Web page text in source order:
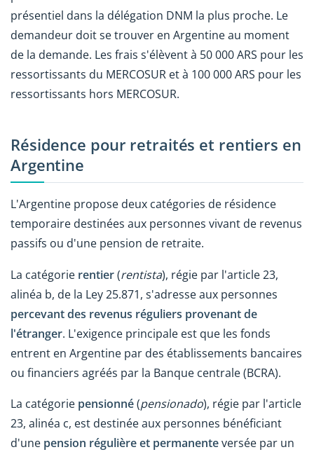
présentiel dans la délégation DNM la plus proche. Le
demandeur doit se trouver en Argentine au moment
de la demande. Les frais s'élèvent à 50 000 ARS pour les
ressortissants du MERCOSUR et à 100 000 ARS pour les
ressortissants hors MERCOSUR.
Résidence pour retraités et rentiers en
Argentine
L'Argentine propose deux catégories de résidence
temporaire destinées aux personnes vivant de revenus
passifs ou d'une pension de retraite.
La catégorie rentier(rentista), régie par l'article 23,
alinéa b, de la Ley 25.871, s'adresse aux personnes
percevant des revenus réguliers provenant de
l'étranger. L'exigence principale est que les fonds
entrent en Argentine par des établissements bancaires
ou financiers agréés par la Banque centrale (BCRA).
La catégorie pensionné(pensionado), régie par l'article
23, alinéa c, est destinée aux personnes bénéficiant
d'une pension régulière et permanenteversée par un